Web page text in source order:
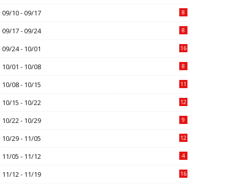
09/10 - 09/17 8
09/17 - 09/24 8
09/24 - 10/01 16
10/01 - 10/08 8
10/08 - 10/15 11
10/15 - 10/22 12
10/22 - 10/29 9
10/29 - 11/05 12
11/05 - 11/12 4
11/12 - 11/19 16